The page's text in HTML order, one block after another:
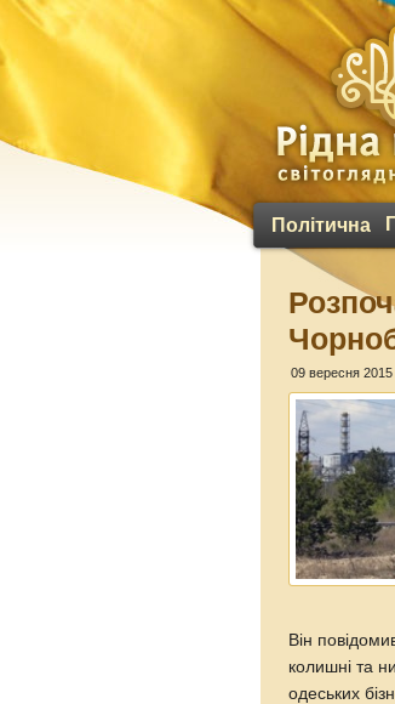
Політична
09 вересня 2015
Він
колишні та
одеських